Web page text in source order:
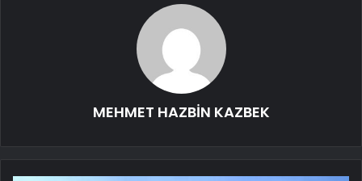
MEHMET HAZBİN KAZBEK